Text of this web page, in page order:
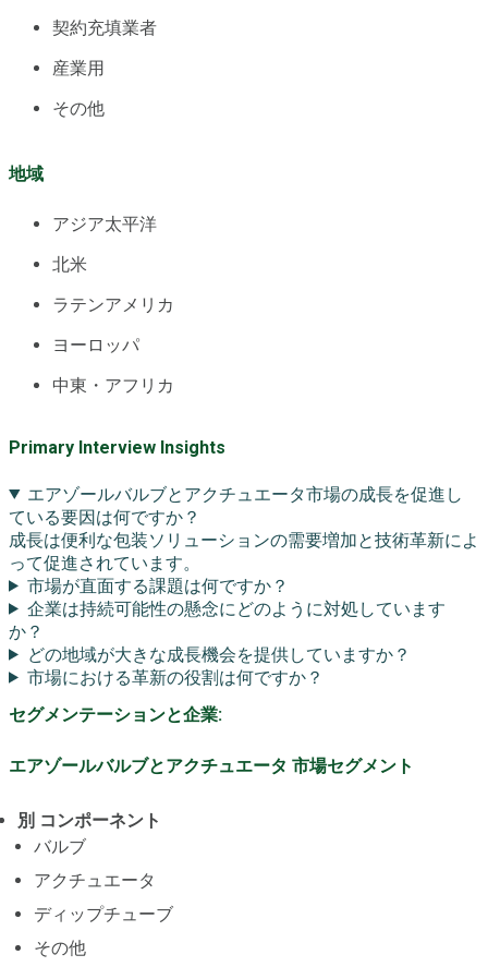
契約充填業者
産業用
その他
地域
アジア太平洋
北米
ラテンアメリカ
ヨーロッパ
中東・アフリカ
Primary Interview Insights
エアゾールバルブとアクチュエータ市場の成長を促進し
ている要因は何ですか？
成長は便利な包装ソリューションの需要増加と技術革新によ
って促進されています。
市場が直面する課題は何ですか？
企業は持続可能性の懸念にどのように対処しています
か？
どの地域が大きな成長機会を提供していますか？
市場における革新の役割は何ですか？
セグメンテーションと企業:
エアゾールバルブとアクチュエータ 市場セグメント
別 コンポーネント
バルブ
アクチュエータ
ディップチューブ
その他